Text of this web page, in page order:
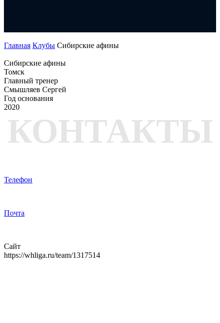
Главная Клубы Сибирские афины
Сибирские афины
Томск
Главный тренер
Смышляев Сергей
Год основания
2020
КОНТАКТЫ
Телефон
Почта
Сайт
https://whliga.ru/team/1317514